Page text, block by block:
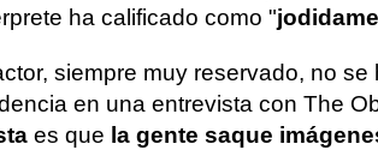
ha calificado como "
siempre muy reservado, no
en una entrevista con The
es que la gente saque